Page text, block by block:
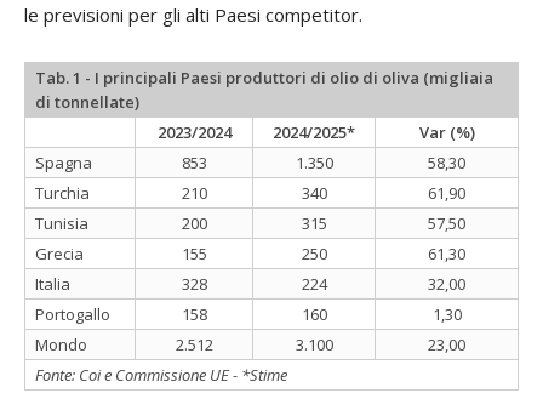
le previsioni per gli alti Paesi competitor.
Tab. 1 - I principali Paesi produttori di olio di oliva (migliaia
di tonnellate)
2023/2024
2024/2025*
Var (%)
Spagna
853 1.350
58,30
Turchia
210 340
61,90
Tunisia
200 315
57,50
Grecia
155 250
61,30
Italia
328 224
32,00
Portogallo
158 160
1,30
Mondo
2.512 3.100
23,00
Fonte: Coi e Commissione UE - *Stime